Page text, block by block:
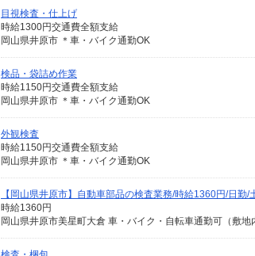
目視検査・仕上げ
時給1300円交通費全額支給
岡山県井原市 ＊車・バイク通勤OK
検品・袋詰め作業
時給1150円交通費全額支給
岡山県井原市 ＊車・バイク通勤OK
外観検査
時給1150円交通費全額支給
岡山県井原市 ＊車・バイク通勤OK
【岡山県井原市】自動車部品の検査業務/時給1360円/日勤/
時給1360円